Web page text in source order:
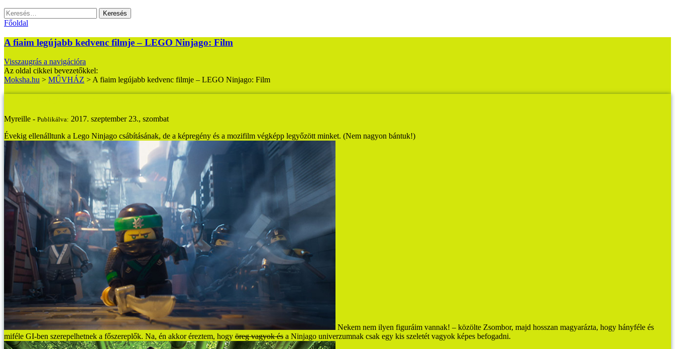
Keresés:
Főoldal
A fiaim legújabb kedvenc filmje – LEGO Ninjago: Film
Visszaugrás a navigációra
Az oldal cikkei bevezetőkkel:
Moksha.hu > MŰVHÁZ >A fiaim legújabb kedvenc filmje – LEGO Ninjago: Film
Myreille - Publikálva: 2017. szeptember 23., szombat
Évekig ellenálltunk a Lego Ninjago csábításának, de a képregény és a mozifilm végképp legyőzött minket. (Nem nagyon bántuk!)
Nekem nem ilyen figuráim vannak! – közölte Zsombor, majd hosszan magyarázta, hogy hányféle és
miféle GI-ben szerepelhetnek a főszereplők. Na, én akkor éreztem, hogy öreg vagyok és a Ninjago univerzumnak csak egy kis szeletét vagyok képes befogadni.